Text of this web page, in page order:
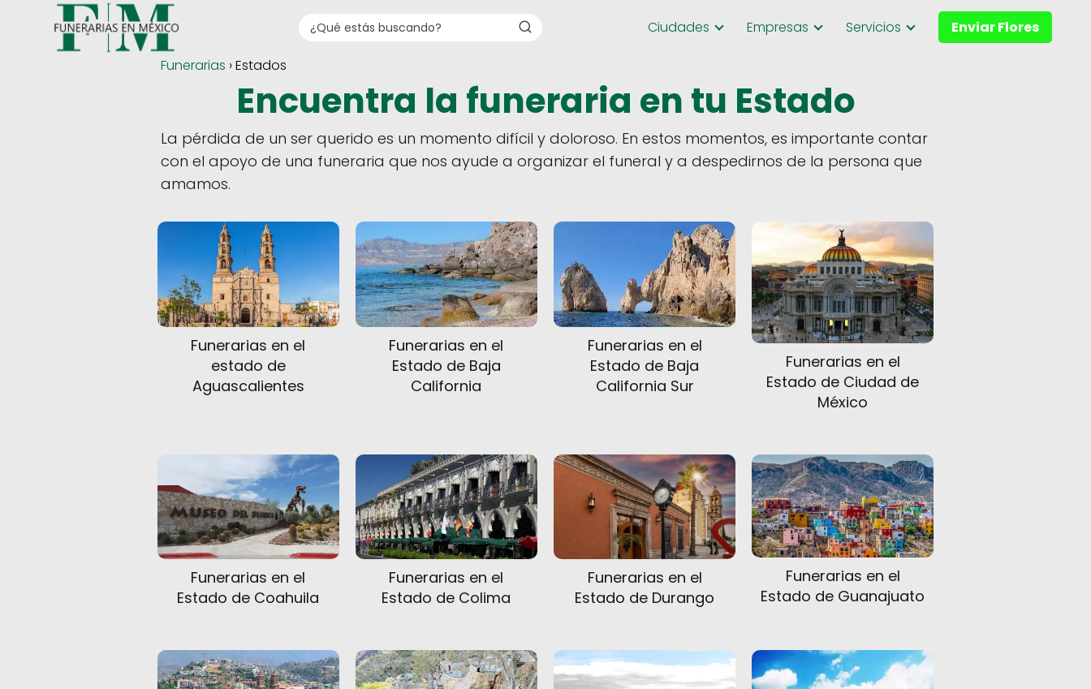
Ciudades Empresas Servicios Enviar Flores
Funerarias › Estados
Encuentra la funeraria en tu Estado
La pérdida de un ser querido es un momento difícil y doloroso. En estos momentos, es importante contar
con el apoyo de una funeraria que nos ayude a organizar el funeral y a despedirnos de la persona que
amamos.
Funerarias en el
estado de
Aguascalientes
Funerarias en el
Estado de Baja
California
Funerarias en el
Estado de Baja
California Sur
Funerarias en el
Estado de Ciudad de
México
Funerarias en el
Estado de Coahuila
Funerarias en el
Estado de Colima
Funerarias en el
Estado de Durango
Funerarias en el
Estado de Guanajuato